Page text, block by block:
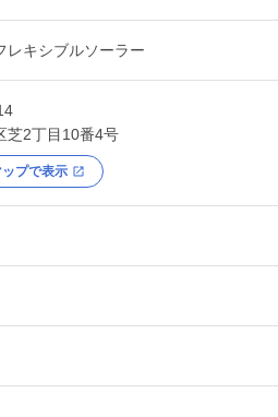
レキシブルソーラー
芝2丁目10番4号
プで表示